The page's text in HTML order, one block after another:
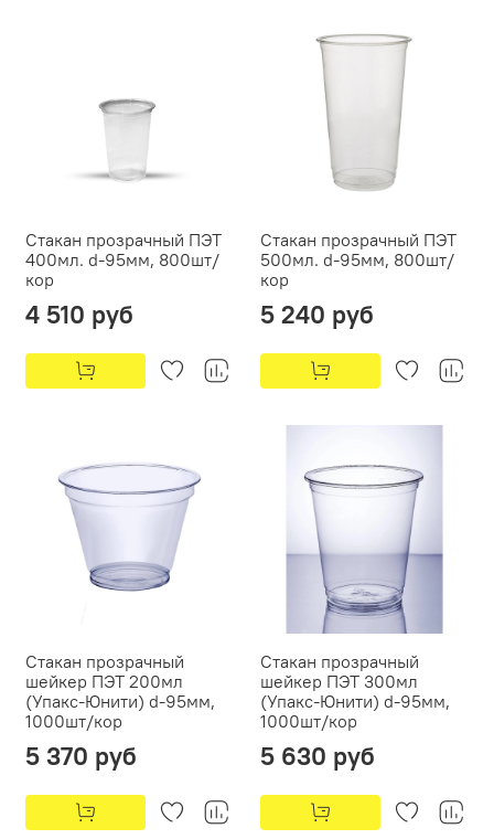
Стакан прозрачный ПЭТ
400мл. d-95мм, 800шт/
кор
4 510 руб
Стакан прозрачный ПЭТ
500мл. d-95мм, 800шт/
кор
5 240 руб
Стакан прозрачный
шейкер ПЭТ 200мл
(Упакс-Юнити) d-95мм,
1000шт/кор
5 370 руб
Стакан прозрачный
шейкер ПЭТ 300мл
(Упакс-Юнити) d-95мм,
1000шт/кор
5 630 руб